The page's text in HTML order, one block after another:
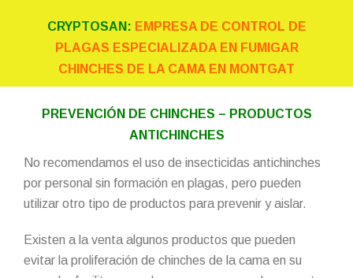
CRYPTOSAN: EMPRESA DE CONTROL DE
PLAGAS ESPECIALIZADA EN FUMIGAR
CHINCHES DE LA CAMA EN MONTGAT
PREVENCIÓN DE CHINCHES – PRODUCTOS
ANTICHINCHES
No recomendamos el uso de insecticidas antichinches
por personal sin formación en plagas, pero pueden
utilizar otro tipo de productos para prevenir y aislar.
Existen a la venta algunos productos que pueden
evitar la proliferación de chinches de la cama en su